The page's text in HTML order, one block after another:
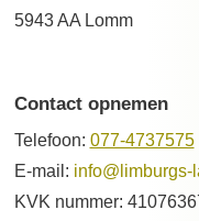
5943 AA Lomm
Contact opnemen
Telefoon: 077-4737575
E-mail: info@limburgs-
KVK nummer: